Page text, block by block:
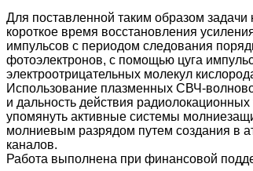
Для поставленной таким образом
короткое время восстановления
импульсов с периодом следования
фотоэлектронов, с помощью цуга
электроотрицательных молекул
Использование плазменных СВЧ-
и дальность действия
упомянуть активные системы
молниевым разрядом путем создания в
каналов.
Работа выполнена при финансовой